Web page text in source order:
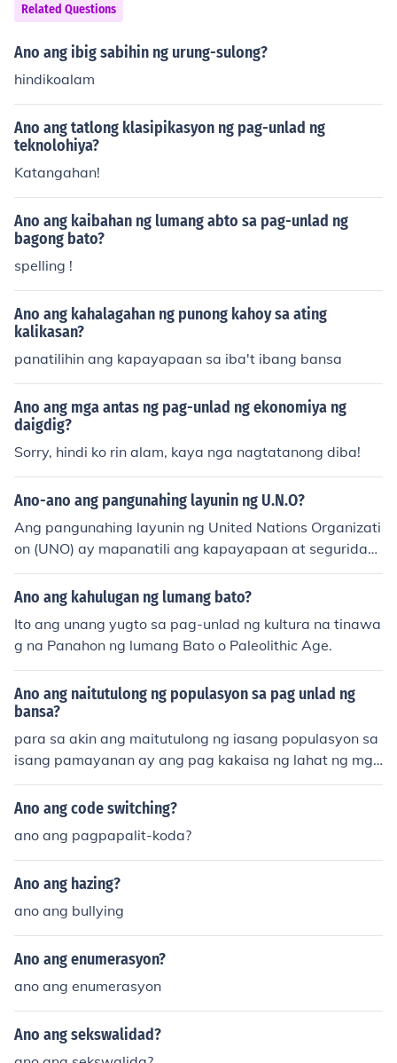
Related Questions
Ano ang ibig sabihin ng urung-sulong?
hindikoalam
Ano ang tatlong klasipikasyon ng pag-unlad ng
teknolohiya?
Katangahan!
Ano ang kaibahan ng lumang abto sa pag-unlad ng
bagong bato?
spelling !
Ano ang kahalagahan ng punong kahoy sa ating
kalikasan?
panatilihin ang kapayapaan sa iba't ibang bansa
Ano ang mga antas ng pag-unlad ng ekonomiya ng
daigdig?
Sorry, hindi ko rin alam, kaya nga nagtatanong diba!
Ano-ano ang pangunahing layunin ng U.N.O?
Ang pangunahing layunin ng United Nations Organizati
on (UNO) ay mapanatili ang kapayapaan at seguridad
sa buong mundo, itaguyod ang pandaigdigang pagtutu
lungan, at protektahan ang karapatang pantao. Sumus
iyang pag-unlad, pangkabuhayan, at pangkalusugang
mga programa sa mga bansa.
Ano ang kahulugan ng lumang bato?
Ito ang unang yugto sa pag-unlad ng kultura na tinawa
g na Panahon ng lumang Bato o Paleolithic Age.
Ano ang naitutulong ng populasyon sa pag unlad ng
bansa?
para sa akin ang maitutulong ng iasang populasyon sa
isang pamayanan ay ang pag kakaisa ng lahat ng mga
pilipino.
Ano ang code switching?
ano ang pagpapalit-koda?
Ano ang hazing?
ano ang bullying
Ano ang enumerasyon?
ano ang enumerasyon
Ano ang sekswalidad?